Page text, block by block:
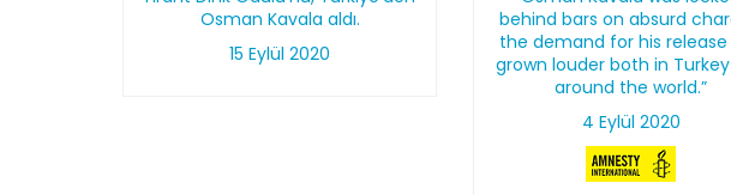
Osman Kavala aldı.
15 Eylül 2020
behind bars on absurd
the demand for his release
grown louder both in
around the world.”
4 Eylül 2020